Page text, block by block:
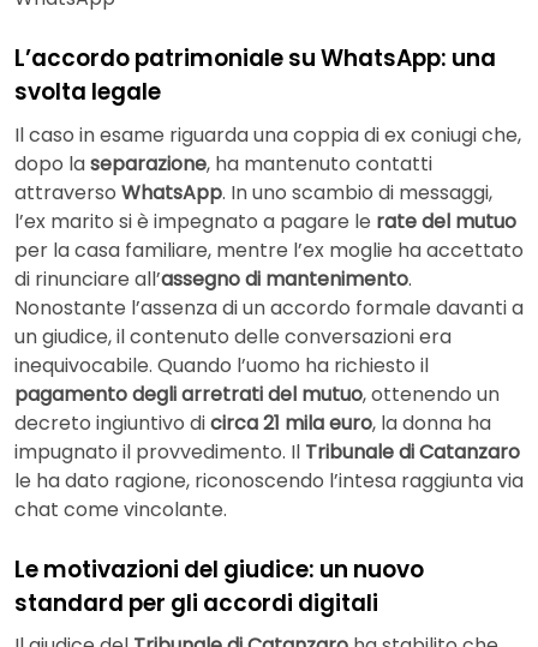
L’accordo patrimoniale su WhatsApp: una
svolta legale
Il caso in esame riguarda una coppia di ex coniugi che,
dopo laseparazione, ha mantenuto contatti
attraverso WhatsApp. In uno scambio di messaggi,
l’ex marito si è impegnato a pagare le rate del mutuo
per la casa familiare, mentre l’ex moglie ha accettato
di rinunciare all’assegno di mantenimento.
Nonostante l’assenza di un accordo formale davanti a
un giudice, il contenuto delle conversazioni era
inequivocabile. Quando l’uomo ha richiesto il
pagamento degli arretrati del mutuo, ottenendo un
decreto ingiuntivo dicirca 21 mila euro, la donna ha
impugnato il provvedimento. Il Tribunale di Catanzaro
le ha dato ragione, riconoscendo l’intesa raggiunta via
chat come vincolante.
Le motivazioni del giudice: un nuovo
standard per gli accordi digitali